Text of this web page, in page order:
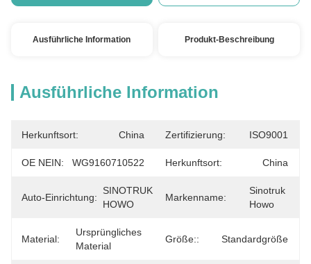
Ausführliche Information Produkt-Beschreibung
Ausführliche Information
Herkunftsort: China Zertifizierung: ISO9001
OE NEIN: WG9160710522 Herkunftsort: China
Auto-Einrichtung:
SINOTRUK
HOWO
Markenname:
Sinotruk
Howo
Material:
Ursprüngliches
Material
Größe:: Standardgröße